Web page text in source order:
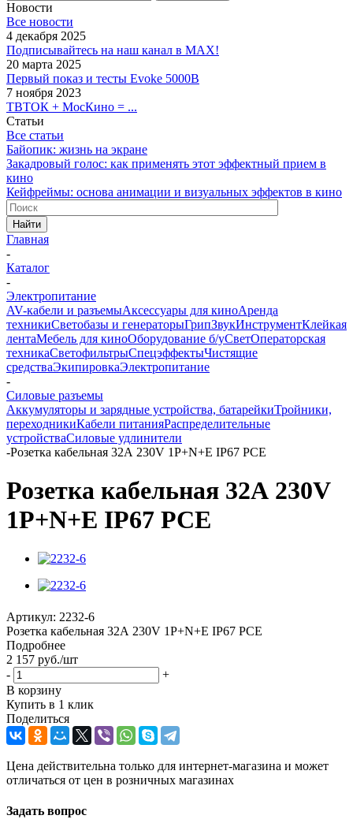
Новости
Все новости
4 декабря 2025
Подписывайтесь на наш канал в MAX!
20 марта 2025
Первый показ и тесты Evoke 5000B
7 ноября 2023
ТВТОК + МосКино = ...
Статьи
Все статьи
Байопик: жизнь на экране
Закадровый голос: как применять этот эффектный прием в
кино
Кейфреймы: основа анимации и визуальных эффектов в кино
Найти
Главная
-
Каталог
-
Электропитание
AV-кабели и разъемыАксессуары для киноАренда
техникиСветобазы и генераторыГрипЗвукИнструментКлейкая
лентаМебель для киноОборудование б/уСветОператорская
техникаСветофильтрыСпецэффектыЧистящие
средстваЭкипировкаЭлектропитание
-
Силовые разъемы
Аккумуляторы и зарядные устройства, батарейкиТройники,
переходникиКабели питанияРаспределительные
устройстваСиловые удлинители
-Розетка кабельная 32А 230V 1P+N+E IP67 PCE
Розетка кабельная 32А 230V
1P+N+E IP67 PCE
Артикул: 2232-6
Розетка кабельная 32А 230V 1P+N+E IP67 PCE
Подробнее
2 157 руб./шт
-
+
В корзину
Купить в 1 клик
Поделиться
Цена действительна только для интернет-магазина и может
отличаться от цен в розничных магазинах
Задать вопрос